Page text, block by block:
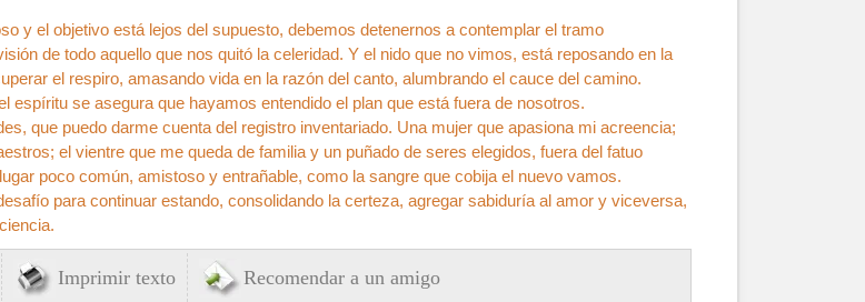
y el objetivo está lejos del supuesto, debemos detenernos a contemplar el tramo
de todo aquello que nos quitó la celeridad. Y el nido que no vimos, está reposando en la
el respiro, amasando vida en la razón del canto, alumbrando el cauce del camino.
espíritu se asegura que hayamos entendido el plan que está fuera de nosotros.
que puedo darme cuenta del registro inventariado. Una mujer que apasiona mi acreencia;
el vientre que me queda de familia y un puñado de seres elegidos, fuera del fatuo
poco común, amistoso y entrañable, como la sangre que cobija el nuevo vamos.
para continuar estando, consolidando la certeza, agregar sabiduría al amor y viceversa,
Imprimir texto Recomendar a un amigo